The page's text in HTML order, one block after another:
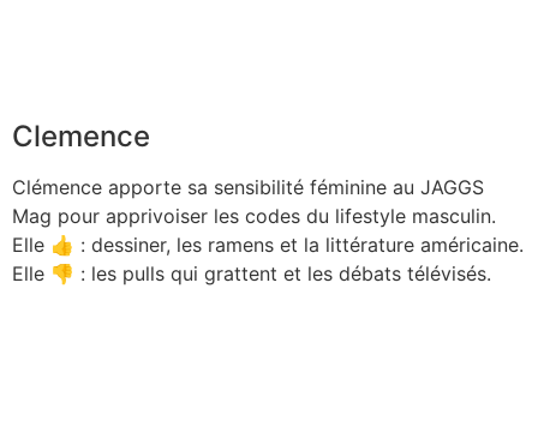
Clemence
Clémence apporte sa sensibilité féminine au JAGGS
Mag pour apprivoiser les codes du lifestyle masculin.
Elle 👍 : dessiner, les ramens et la littérature américaine.
Elle 👎 : les pulls qui grattent et les débats télévisés.